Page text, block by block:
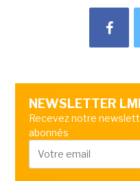
NEWSLETTER LMI
Recevez notre
abonnés